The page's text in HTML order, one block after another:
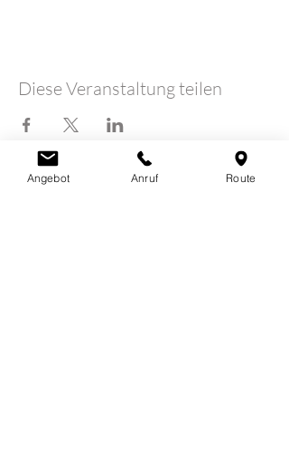
Diese Veranstaltung teilen
Angebot Anruf Route